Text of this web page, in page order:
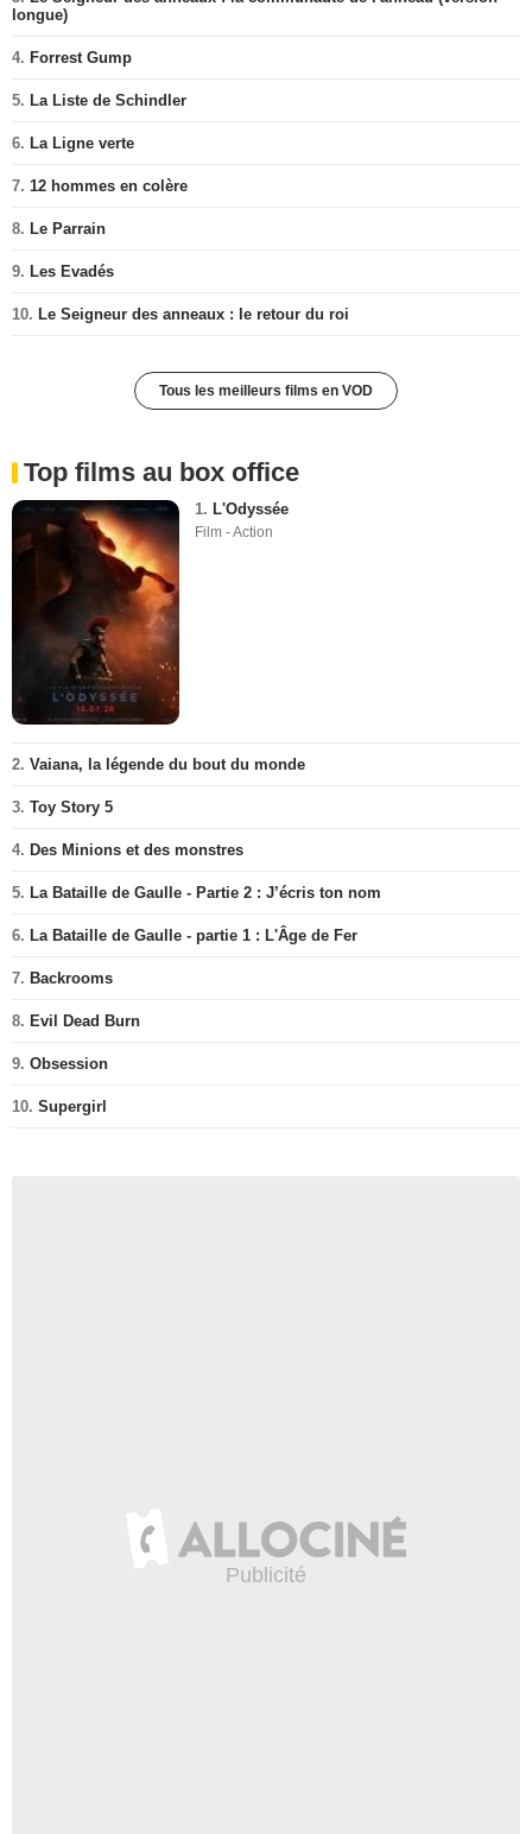
longue)
4. Forrest Gump
5. La Liste de Schindler
6. La Ligne verte
7. 12 hommes en colère
8. Le Parrain
9. Les Evadés
10. Le Seigneur des anneaux : le retour du roi
Tous les meilleurs films en VOD
Top films au box office
1. L'Odyssée
Film - Action
2. Vaiana, la légende du bout du monde
3. Toy Story 5
4. Des Minions et des monstres
5. La Bataille de Gaulle - Partie 2 : J’écris ton nom
6. La Bataille de Gaulle - partie 1 : L'Âge de Fer
7. Backrooms
8. Evil Dead Burn
9. Obsession
10. Supergirl